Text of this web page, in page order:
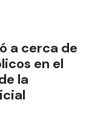
a cerca de
en el
la